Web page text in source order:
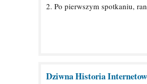
2. Po pierwszym spotkaniu,
Dziwna Historia